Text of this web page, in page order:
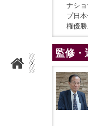
ナシ
プ日
権優勝
監修・